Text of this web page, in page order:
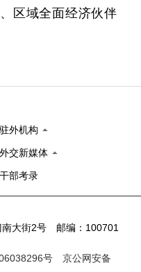
区域全面经济伙伴
驻外机构
外交新媒体
干部考录
南大街2号 邮编：100701
号
京公网安备